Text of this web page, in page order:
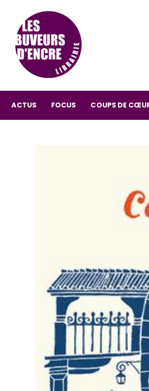
ACTUS FOCUS COUPS DE